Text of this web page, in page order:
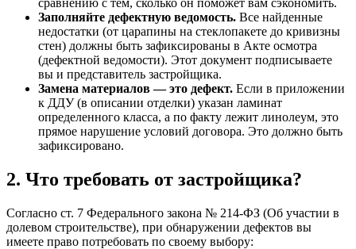
сравнению с тем, сколько он поможет вам сэкономить.
Заполняйте дефектную ведомость. Все найденные
недостатки (от царапины на стеклопакете до кривизны
стен) должны быть зафиксированы в Акте осмотра
(дефектной ведомости). Этот документ подписываете
вы и представитель застройщика.
Замена материалов — это дефект. Если в приложении
к ДДУ (в описании отделки) указан ламинат
определенного класса, а по факту лежит линолеум, это
прямое нарушение условий договора. Это должно быть
зафиксировано.
2. Что требовать от застройщика?
Согласно ст. 7 Федерального закона № 214-ФЗ (Об участии в
долевом строительстве), при обнаружении дефектов вы
имеете право потребовать по своему выбору: